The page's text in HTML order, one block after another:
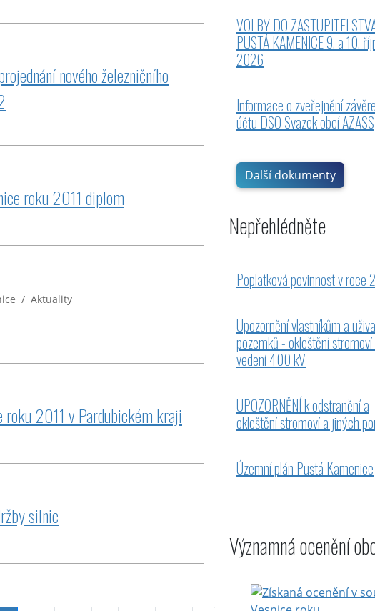
nového železničního
roku 2011 diplom
/ Aktuality
2011 v Pardubickém kraji
silnic
VOLBY DO
PUSTÁ KAMENICE 9. a 10.
2026
Informace o zveřejnění
účtu DSO Svazek obcí AZASS
Další dokumenty
Nepřehlédněte
Poplatková povinnost v roce
Upozornění vlastníkům a
pozemků - okleštění
vedení 400 kV
UPOZORNĚNÍ k odstranění a
okleštění stromoví a jiných
Územní plán Pustá Kamenice
Významná ocenění